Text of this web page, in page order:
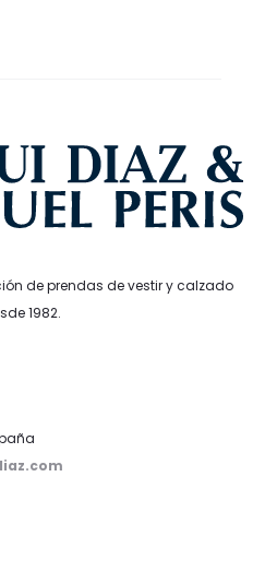
de prendas de vestir y calzado
1982.